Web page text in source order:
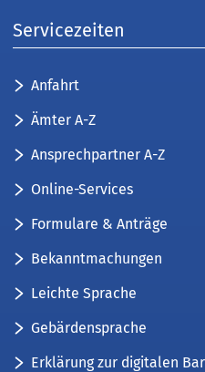
Servicezeiten
Anfahrt
Ämter A-Z
Ansprechpartner A-Z
Online-Services
Formulare & Anträge
Bekanntmachungen
Leichte Sprache
Gebärdensprache
Erklärung zur digitalen